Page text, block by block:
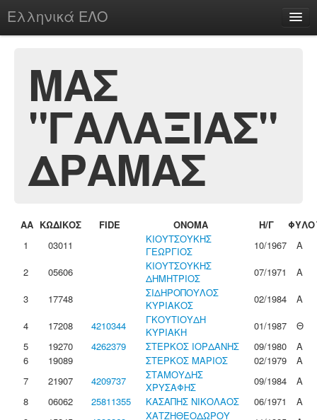
Ελληνικά ΕΛΟ
chesstu.be @ discord
ΜΑΣ
"ΓΑΛΑΞΙΑΣ"
ΔΡΑΜΑΣ
ΑΑ ΚΩΔΙΚΟΣ FIDE ΟΝΟΜΑ Η/Γ ΦΥΛΟ
1
03011
ΚΙΟΥΤΣΟΥΚΗΣ
ΓΕΩΡΓΙΟΣ
10/1967
Α
2
05606
ΚΙΟΥΤΣΟΥΚΗΣ
ΔΗΜΗΤΡΙΟΣ
07/1971
Α
3
17748
ΣΙΔΗΡΟΠΟΥΛΟΣ
ΚΥΡΙΑΚΟΣ
02/1984
Α
4
17208 4210344
ΓΚΟΥΤΙΟΥΔΗ
ΚΥΡΙΑΚΗ
01/1987
Θ
5
19270 4262379 ΣΤΕΡΚΟΣ ΙΟΡΔΑΝΗΣ 09/1980
Α
6
19089 ΣΤΕΡΚΟΣ ΜΑΡΙΟΣ 02/1979
Α
7
21907 4209737
ΣΤΑΜΟΥΔΗΣ
ΧΡΥΣΑΦΗΣ
09/1984
Α
8
06062 25811355 ΚΑΣΑΠΗΣ ΝΙΚΟΛΑΟΣ 06/1971
Α
ΧΑΤΖΗΘΕΟΔΩΡΟΥ